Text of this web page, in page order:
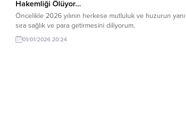
Hakemliği Ölüyor…
Öncelikle 2026 yılının herkese mutluluk ve huzurun yanı
sıra sağlık ve para getirmesini diliyorum.
01/01/2026 20:24